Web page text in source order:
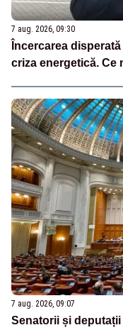
7 aug. 2026, 09:30
Încercarea
criza energetică. Ce
7 aug. 2026, 09:07
Senatorii și